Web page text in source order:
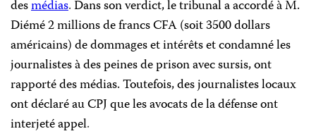
desmédias.Dans son verdict, le tribunal a accordé à M.
Diémé 2 millions de francs CFA (soit 3500 dollars
américains) de dommages et intérêts et condamné les
journalistes à des peines de prison avec sursis, ont
rapporté des médias. Toutefois, des journalistes locaux
ont déclaré au CPJ que les avocats de la défense ont
interjeté appel.